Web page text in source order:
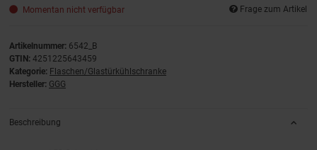
Momentan nicht verfügbar Frage zum Artikel
Artikelnummer: 6542_B
GTIN: 4251225643459
Kategorie: Flaschen/Glastürkühlschranke
Hersteller: GGG
Beschreibung